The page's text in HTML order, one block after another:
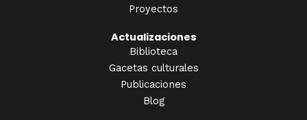
Proyectos
Actualizaciones
Biblioteca
Gacetas culturales
Publicaciones
Blog